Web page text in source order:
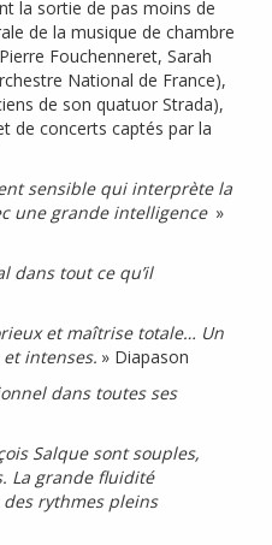
la sortie de pas moins de
de la musique de chambre
Fouchenneret, Sarah
National de France),
de son quatuor Strada),
de concerts captés par la
sensible qui interprète la
une grande intelligence »
dans tout ce qu’il
et maîtrise totale… Un
intenses. » Diapason
dans toutes ses
Salque sont souples,
La grande fluidité
rythmes pleins